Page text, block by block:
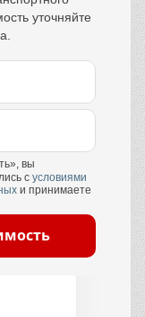
уточняйте
вы
с условиями
и принимаете